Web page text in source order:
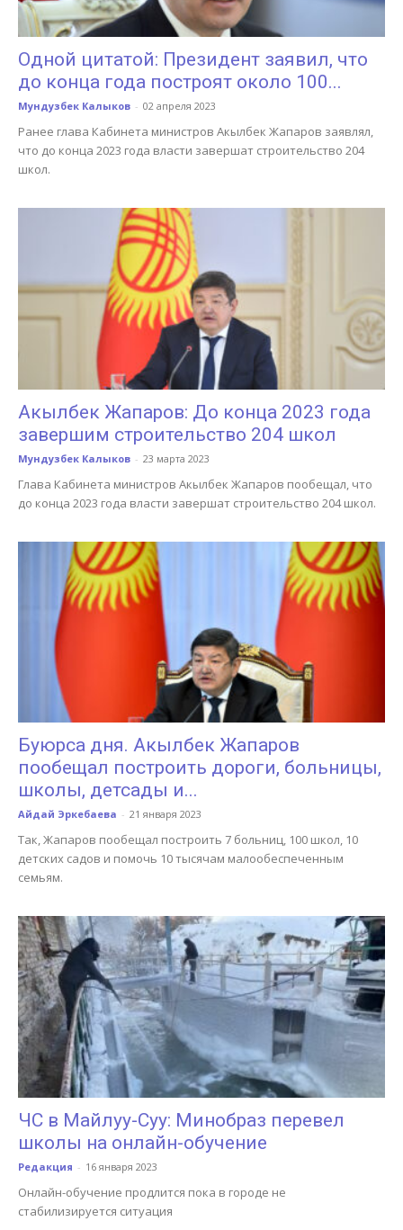
Одной цитатой: Президент заявил, что
до конца года построят около 100...
Мундузбек Калыков - 02 апреля 2023
Ранее глава Кабинета министров Акылбек Жапаров заявлял,
что до конца 2023 года власти завершат строительство 204
школ.
Акылбек Жапаров: До конца 2023 года
завершим строительство 204 школ
Мундузбек Калыков - 23 марта 2023
Глава Кабинета министров Акылбек Жапаров пообещал, что
до конца 2023 года власти завершат строительство 204 школ.
Буюрса дня. Акылбек Жапаров
пообещал построить дороги, больницы,
школы, детсады и...
Айдай Эркебаева - 21 января 2023
Так, Жапаров пообещал построить 7 больниц, 100 школ, 10
детских садов и помочь 10 тысячам малообеспеченным
семьям.
ЧС в Майлуу-Суу: Минобраз перевел
школы на онлайн-обучение
Редакция - 16 января 2023
Онлайн-обучение продлится пока в городе не
стабилизируется ситуация